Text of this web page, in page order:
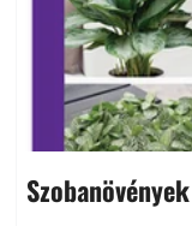
Szobanövények